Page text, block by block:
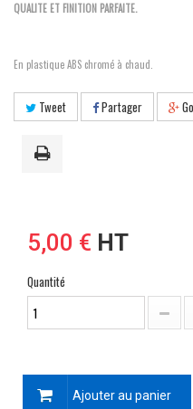
QUALITE ET FINITION PARFAITE.
En plastique ABS chromé à chaud.
Tweet Partager
5,00 € HT
Quantité
Ajouter au panier